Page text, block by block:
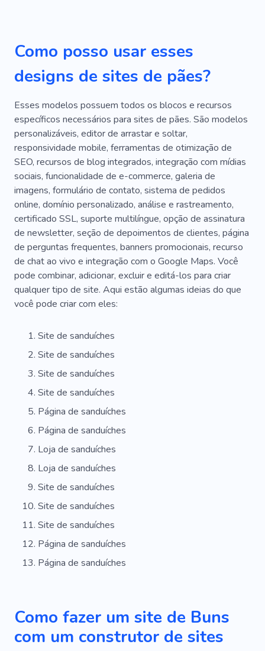
Como posso usar esses
designs de sites de pães?
Esses modelos possuem todos os blocos e recursos
específicos necessários para sites de pães. São modelos
personalizáveis, editor de arrastar e soltar,
responsividade mobile, ferramentas de otimização de
SEO, recursos de blog integrados, integração com mídias
sociais, funcionalidade de e-commerce, galeria de
imagens, formulário de contato, sistema de pedidos
online, domínio personalizado, análise e rastreamento,
certificado SSL, suporte multilíngue, opção de assinatura
de newsletter, seção de depoimentos de clientes, página
de perguntas frequentes, banners promocionais, recurso
de chat ao vivo e integração com o Google Maps. Você
pode combinar, adicionar, excluir e editá-los para criar
qualquer tipo de site. Aqui estão algumas ideias do que
você pode criar com eles:
Site de sanduíches
Site de sanduíches
Site de sanduíches
Site de sanduíches
Página de sanduíches
Página de sanduíches
Loja de sanduíches
Loja de sanduíches
Site de sanduíches
Site de sanduíches
Site de sanduíches
Página de sanduíches
Página de sanduíches
Como fazer um site de Buns
com um construtor de sites